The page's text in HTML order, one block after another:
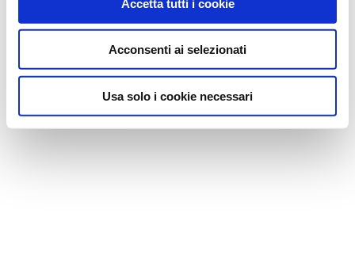
Accetta tutti i cookie
Acconsenti ai selezionati
Usa solo i cookie necessari